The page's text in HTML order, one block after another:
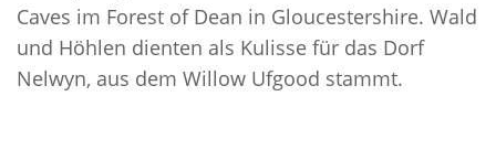
Caves im Forest of Dean in Gloucestershire. Wald
und Höhlen dienten als Kulisse für das Dorf
Nelwyn, aus dem Willow Ufgood stammt.